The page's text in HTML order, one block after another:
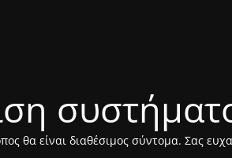
θα είναι διαθέσιμος σύντομα. Σας